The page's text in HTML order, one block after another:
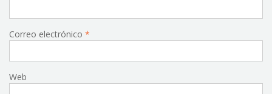
Correo electrónico *
Web